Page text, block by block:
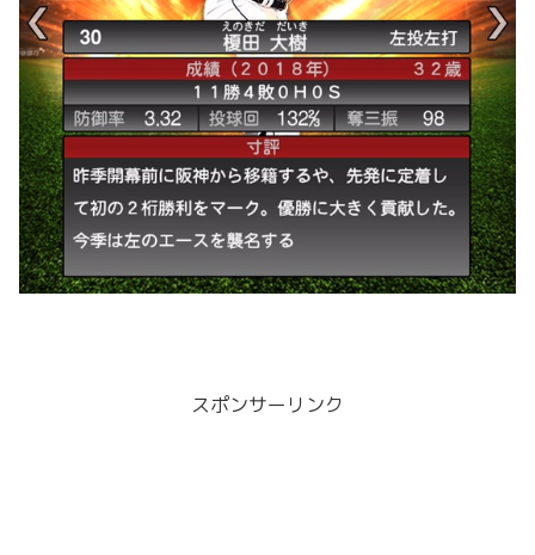
スポンサーリンク